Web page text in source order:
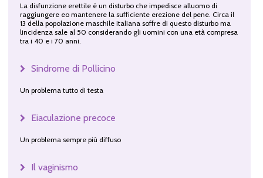
La disfunzione erettile è un disturbo che impedisce alluomo di
raggiungere eo mantenere la sufficiente erezione del pene. Circa il
13 della popolazione maschile italiana soffre di questo disturbo ma
lincidenza sale al 50 considerando gli uomini con una età compresa
tra i 40 e i 70 anni.
Sindrome di Pollicino
Un problema tutto di testa
Eiaculazione precoce
Un problema sempre più diffuso
Il vaginismo